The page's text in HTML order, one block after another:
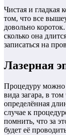
Чистая и гладкая
том, что все
довольно
сколько она
записаться на
Лазерная
Процедуру можно
вида загара, в
определённая
случае к
помнить, что за
будет её